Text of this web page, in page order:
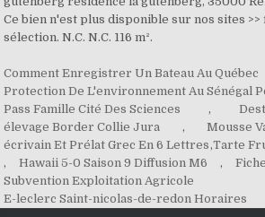
Comment Enregistrer Un Bateau Au Québec
Protection De L'environnement Au Sénégal
Pass Famille Cité Des Sciences
,
élevage Border Collie Jura
, Mousse
écrivain Et Prélat Grec En 6 Lettres,Tarte
,
Hawaii 5-0 Saison 9 Diffusion M6 ,
Subvention Exploitation Agricole
E-leclerc Saint-nicolas-de-redon Horaires